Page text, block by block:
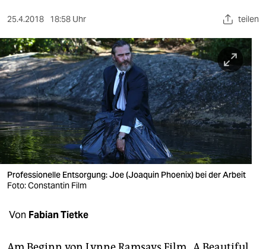
kultur
sport
berlin
nord
wahrheit
verlag
verlag
shop
fragen & hilfe
25.4.2018 18:58 Uhr teilen
Professionelle Entsorgung: Joe (Joaquin Phoenix) bei der Arbeit
Foto: Constantin Film
Von Fabian Tietke